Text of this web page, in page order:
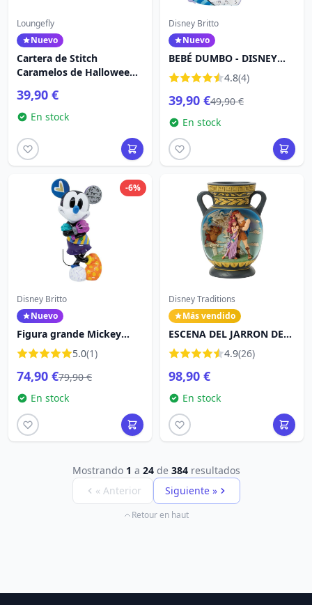
Loungefly
Nuevo
Cartera de Stitch
Caramelos de Halloween -
39,90 €
En stock
Disney Britto
Nuevo
BEBÉ DUMBO - DISNEY
BRITTO
4.8(4)
39,90 €49,90 €
En stock
-6%
Disney Britto
Nuevo
Figura grande Mickey
Mouse - Disney Britto
5.0(1)
74,90 €79,90 €
En stock
Disney Traditions
Más vendido
ESCENA DEL JARRON DE
HÉRCULES - DISNEY
TRADITIONS
4.9(26)
98,90 €
En stock
Mostrando 1 a 24de 384resultados
« Anterior
Siguiente »
Retour en haut